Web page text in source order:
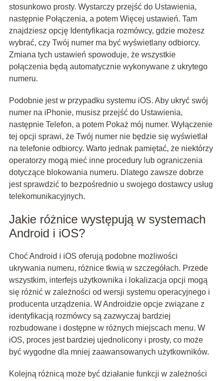
stosunkowo prosty. Wystarczy przejść do Ustawienia,
następnie Połączenia, a potem Więcej ustawień. Tam
znajdziesz opcję Identyfikacja rozmówcy, gdzie możesz
wybrać, czy Twój numer ma być wyświetlany odbiorcy.
Zmiana tych ustawień spowoduje, że wszystkie
połączenia będą automatycznie wykonywane z ukrytego
numeru.
Podobnie jest w przypadku systemu iOS. Aby ukryć swój
numer na iPhonie, musisz przejść do Ustawienia,
następnie Telefon, a potem Pokaż mój numer. Wyłączenie
tej opcji sprawi, że Twój numer nie będzie się wyświetlał
na telefonie odbiorcy. Warto jednak pamiętać, że niektórzy
operatorzy mogą mieć inne procedury lub ograniczenia
dotyczące blokowania numeru. Dlatego zawsze dobrze
jest sprawdzić to bezpośrednio u swojego dostawcy usług
telekomunikacyjnych.
Jakie różnice występują w systemach
Android i iOS?
Choć Android i iOS oferują podobne możliwości
ukrywania numeru, różnice tkwią w szczegółach. Przede
wszystkim, interfejs użytkownika i lokalizacja opcji mogą
się różnić w zależności od wersji systemu operacyjnego i
producenta urządzenia. W Androidzie opcje związane z
identyfikacją rozmówcy są zazwyczaj bardziej
rozbudowane i dostępne w różnych miejscach menu. W
iOS, proces jest bardziej ujednolicony i prosty, co może
być wygodne dla mniej zaawansowanych użytkowników.
Kolejną różnicą może być działanie funkcji w zależności